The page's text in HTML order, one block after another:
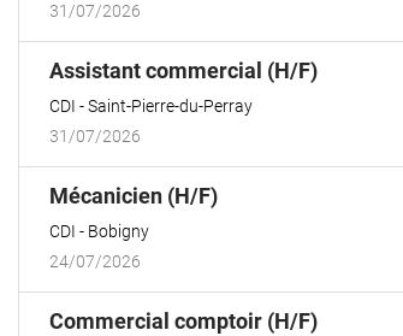
31/07/2026
Assistant commercial (H/F)(Nouvelle
CDI
Saint-Pierre-du-Perray
31/07/2026
Mécanicien (H/F)(Nouvelle
CDI
Bobigny
24/07/2026
Commercial comptoir (H/F)(Nouvelle